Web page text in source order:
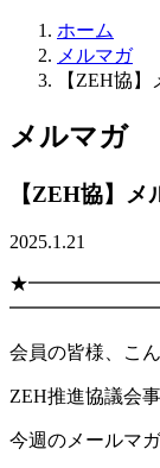
ホーム
メルマガ
【ZEH協
メルマガ
【ZEH協】メ
2025.1.21
会員の皆様、こん
ZEH推進協議会
今週のメールマ